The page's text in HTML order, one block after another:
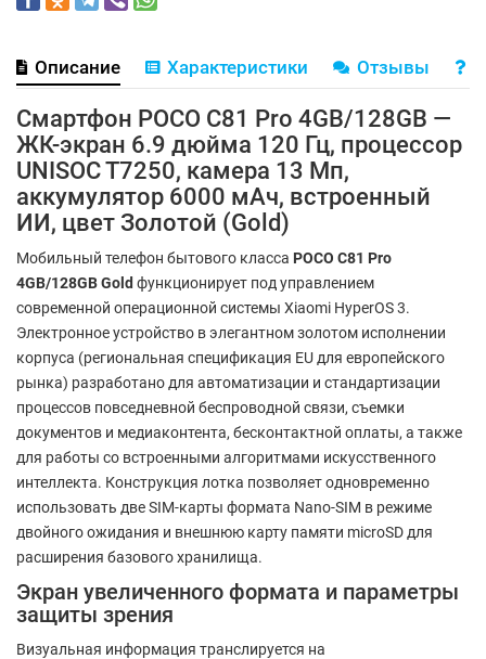
Описание Характеристики Отзывы
Смартфон POCO C81 Pro 4GB/128GB —
ЖК-экран 6.9 дюйма 120 Гц, процессор
UNISOC T7250, камера 13 Мп,
аккумулятор 6000 мАч, встроенный
ИИ, цвет Золотой (Gold)
Мобильный телефон бытового класса POCO C81 Pro
4GB/128GB Gold функционирует под управлением
современной операционной системы Xiaomi HyperOS 3.
Электронное устройство в элегантном золотом исполнении
корпуса (региональная спецификация EU для европейского
рынка) разработано для автоматизации и стандартизации
процессов повседневной беспроводной связи, съемки
документов и медиаконтента, бесконтактной оплаты, а также
для работы со встроенными алгоритмами искусственного
интеллекта. Конструкция лотка позволяет одновременно
использовать две SIM-карты формата Nano-SIM в режиме
двойного ожидания и внешнюю карту памяти microSD для
расширения базового хранилища.
Экран увеличенного формата и параметры
защиты зрения
Визуальная информация транслируется на